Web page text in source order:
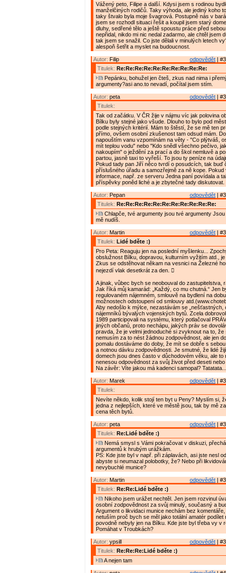
Vážený peto, Filipe a další. Kdysi jsem s rodinou
manželčiných rodičů. Taky výhoda, ale jediný koho
taky štvalo byla moje švagrová. Postupně nás v
jsem se rozhodl situaci řešit a koupil jsem starý
dluhy, sedřené tělo a ještě spoustu práce před
nepřidal, nikdo mi nic nedal zadarmo, ale chtěl jsem
tak jsem se snažil. Co jste dělali v minulých letech
alespoň šetřit a myslet na budoucnost.
odpovědět |
Autor: Filip
Titulek: Re:Re:Re:Re:Re:Re:Re:Re:Re:Re:
Pepánku, bohužel jen čteš, zkus nad nima i
argumenty?asi ano.to nevadí, počítal jsem stím.
odpovědět |
Autor: peta
Titulek:
Tak od začátku. V ČR žije v nájmu víc jak polovina
Bílku byly stejné jako všude. Dlouho to bylo pod
podle stejných kritérií. Mám to štěstí, že se mě ten
přímo, ovšem osobní zkušenost tam odsud mám.
napouštím vanu vzpomínám na věty - "Co plýtváš,
mít teplou vodu" nebo "Kdo snědl všechno pečivo,
nakoupím" o ježdění za prací a do škol nemluvě a
partou, jasně taxi to vyřeší. To jsou ty peníze na
Pokud tady pan Jiří něco tvrdí o posudcích, tak buď
příslušného úřadu a samozřejmě za ně kope. Pokud
informace, např. ze serveru Jedna paní povídala a
příspěvky poněd liché a je zbytečné tady diskutovat.
odpovědět |
Autor: Pepan
Titulek: Re:Re:Re:Re:Re:Re:Re:Re:Re:Re:Re:
Chlapče, tvé argumenty jsou tvé argumenty
mě nudíš.
odpovědět |
Autor: Martin
Titulek: Lidé bděte :)
Pro Peta: Reaguju jen na poslední myšlenku...
obslužnost Bílku, dopravou, kulturním vyžitím atd.,
Zkus se odstěhovat někam na vesnici na Železné
nejezdí vlak desetkrát za den. 
A jinak, vůbec bych se neobouval do zastupitelstva,
Jak říká můj kamarád: „Každý, co mu chutná.“ Jen
regulovaném nájemném, smlouvě na bydlení na
možnostech odstoupení od smlouvy
Aby nedošlo k mýlce, nezastávám se „nešťastných,
nájemníků bývalých vojenských bytů. Zcela
1989 participovali na systému, který potlačoval
jiných občanů, proto nechápu, jakých práv se
pravda, že je velmi jednoduché si zvyknout na to, že
nemusím za to nést žádnou zodpovědnost, ale jen
pomalu dostáváme do doby, že mít se dobře s
a notnou dávku zodpovědnosti. Je smutné, že lidé
domech jsou dnes často v důchodovém věku, ale to
nenesou odpovědnost za svůj život před deseti nebo
Na závěr: Víte jakou má kadenci samopal?
odpovědět |
Autor: Marek
Titulek:
Nevíte někdo, kolik stojí ten byt u Peny? Myslím si,
jedna z nejlepších, které ve městě jsou, tak by mě
cena těch bytů.
odpovědět |
Autor: peta
Titulek: Re:Lidé bděte :)
Nemá smysl s Vámi pokračovat v diskuzi,
argumentů k hrubým urážkám.
PS: Kde jste byl v např. při záplavách, asi jste nesl
abyste si neumazal polobotky, že? Nebo při
nevybuchlé munice?
odpovědět |
Autor: Martin
Titulek: Re:Re:Lidé bděte :)
Nikoho jsem urážet nechtěl. Jen jsem rozvinul
osobní zodpovědnost za svůj minulý, současný a
Argument o likvidaci munice nechám bez
netuším proč bych se měl jako totální amatér podílet
povodně nebyly jen na Bílku. Kde jste byl třeba vy v
Pomáhat v Troubkách?
odpovědět |
Autor: ypsill
Titulek: Re:Re:Re:Lidé bděte :)
A nejen tam